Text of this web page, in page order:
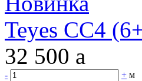
Teyes CC4
32 500 a
- + м